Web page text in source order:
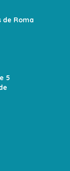
de Roma
5